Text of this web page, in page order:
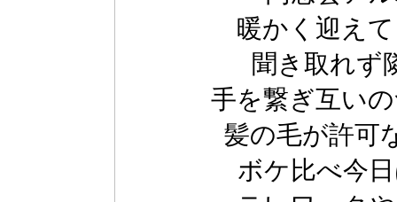
暖かく迎え
聞き取れず
手を繋ぎ互い
髪の毛が許可
ボケ比べ今